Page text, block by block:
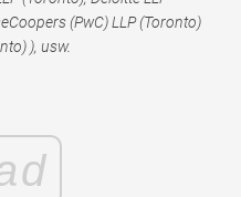
(PwC) LLP (Toronto)
), usw.